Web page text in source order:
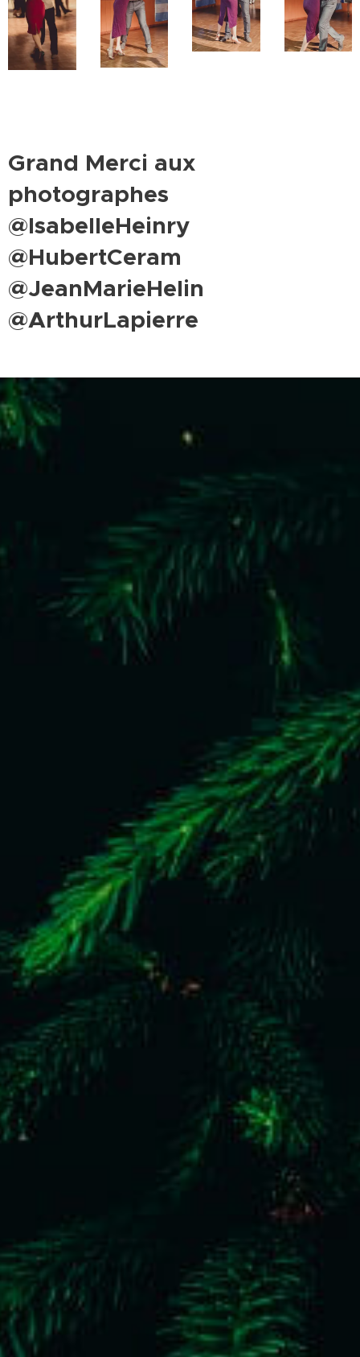
Grand Merci aux
photographes
@IsabelleHeinry
@HubertCeram
@JeanMarieHelin
@ArthurLapierre